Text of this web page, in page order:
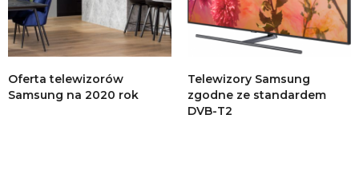
Oferta telewizorów
Samsung na 2020 rok
Telewizory Samsung
zgodne ze standardem
DVB-T2